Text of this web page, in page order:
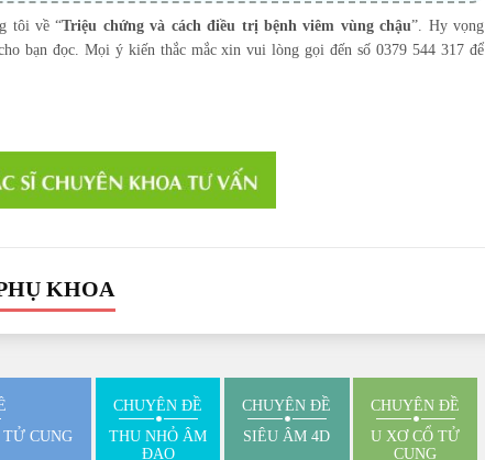
tôi về “Triệu chứng và cách điều trị bệnh viêm vùng chậu”. Hy vọng
bạn đọc. Mọi ý kiến thắc mắc xin vui lòng gọi đến số 0379 544 317 để
KHOA
CUNG
CHUYÊN ĐỀ
THU NHỎ ÂM
ĐẠO
CHUYÊN ĐỀ
SIÊU ÂM 4D
CHUYÊN ĐỀ
U XƠ CỔ TỬ
CUNG